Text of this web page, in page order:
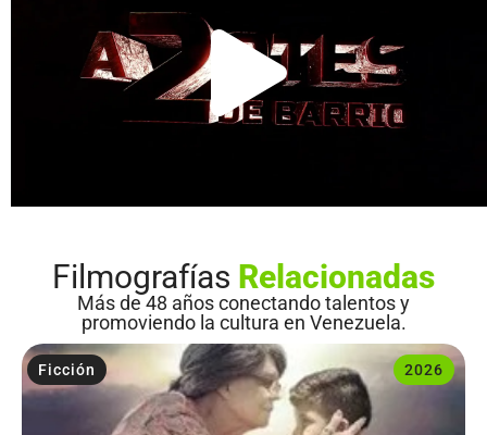
Filmografías Relacionadas
Más de 48 años conectando talentos y
promoviendo la cultura en Venezuela.
2026
Ficción